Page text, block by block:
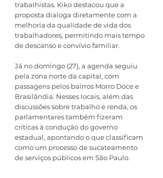
trabalhistas. Kiko destacou que a
proposta dialoga diretamente com a
melhoria da qualidade de vida dos
trabalhadores, permitindo mais tempo
de descanso e convívio familiar.
Já no domingo (27), a agenda seguiu
pela zona norte da capital, com
passagens pelos bairros Morro Doce e
Brasilândia. Nesses locais, além das
discussões sobre trabalho e renda, os
parlamentares também fizeram
críticas à condução do governo
estadual, apontando o que classificam
como um processo de sucateamento
de serviços públicos em São Paulo.